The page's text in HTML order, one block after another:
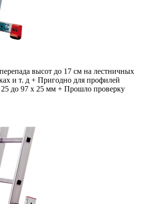
высот до 17 см на лестничных
и т. д + Пригодно для профилей
25 до 97 x 25 мм + Прошло проверку